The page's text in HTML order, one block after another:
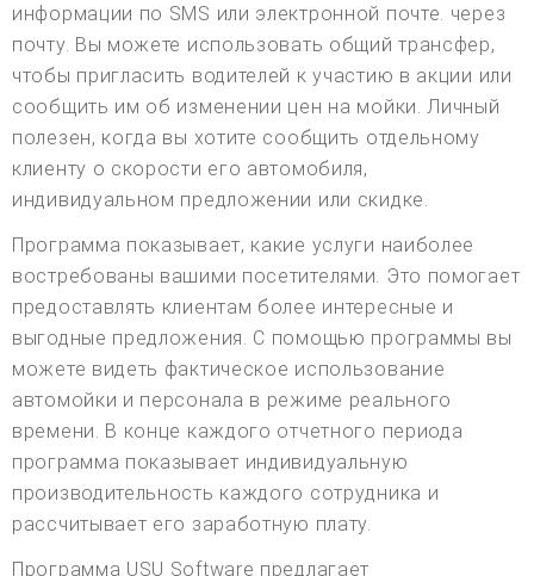
информации по SMS или электронной почте. через
почту. Вы можете использовать общий трансфер,
чтобы пригласить водителей к участию в акции или
сообщить им об изменении цен на мойки. Личный
полезен, когда вы хотите сообщить отдельному
клиенту о скорости его автомобиля,
индивидуальном предложении или скидке.
Программа показывает, какие услуги наиболее
востребованы вашими посетителями. Это помогает
предоставлять клиентам более интересные и
выгодные предложения. С помощью программы вы
можете видеть фактическое использование
автомойки и персонала в режиме реального
времени. В конце каждого отчетного периода
программа показывает индивидуальную
производительность каждого сотрудника и
рассчитывает его заработную плату.
Программа USU Software предлагает